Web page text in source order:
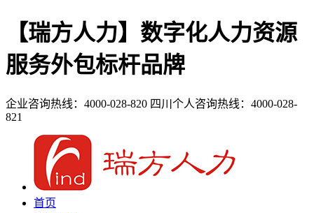
【瑞方人力】数字化人力资源
服务外包标杆品牌
企业咨询热线：4000-028-820 四川个人咨询热线：4000-028-
821
首页